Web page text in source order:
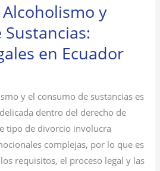
y
en Ecuador
y el consumo de sustancias es
dentro del derecho de
tipo de divorcio involucra
complejas, por lo que es
requisitos, el proceso legal y las